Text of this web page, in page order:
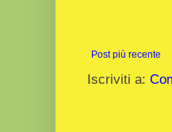
Post più recente
Iscriviti a: